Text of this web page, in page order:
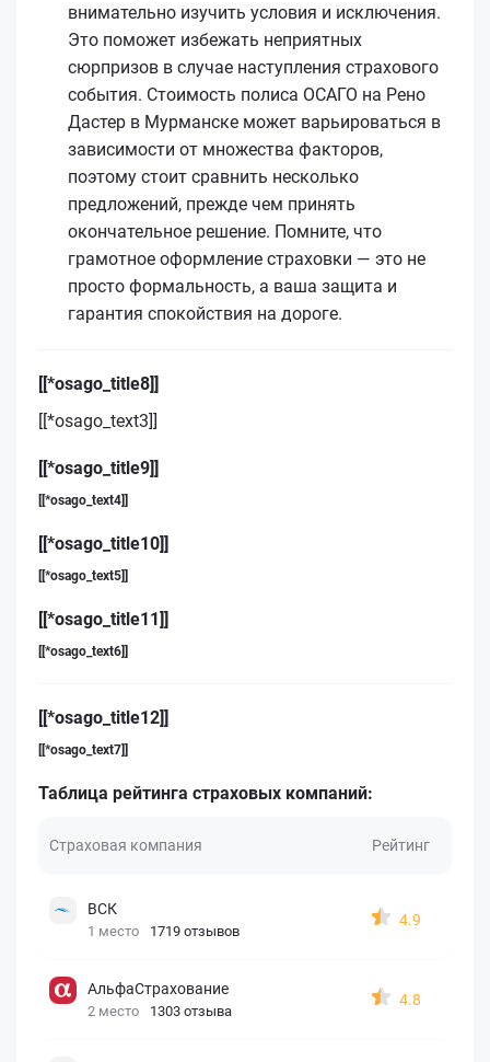
внимательно изучить условия и исключения.
Это поможет избежать неприятных
сюрпризов в случае наступления страхового
события. Стоимость полиса ОСАГО на Рено
Дастер в Мурманске может варьироваться в
зависимости от множества факторов,
поэтому стоит сравнить несколько
предложений, прежде чем принять
окончательное решение. Помните, что
грамотное оформление страховки — это не
просто формальность, а ваша защита и
гарантия спокойствия на дороге.
[[*osago_title8]]
[[*osago_text3]]
[[*osago_title9]]
[[*osago_text4]]
[[*osago_title10]]
[[*osago_text5]]
[[*osago_title11]]
[[*osago_text6]]
[[*osago_title12]]
[[*osago_text7]]
Таблица рейтинга страховых компаний:
Страховая компания Рейтинг
ВСК
1 место 1719 отзывов
4.9
АльфаСтрахование
2 место 1303 отзыва
4.8